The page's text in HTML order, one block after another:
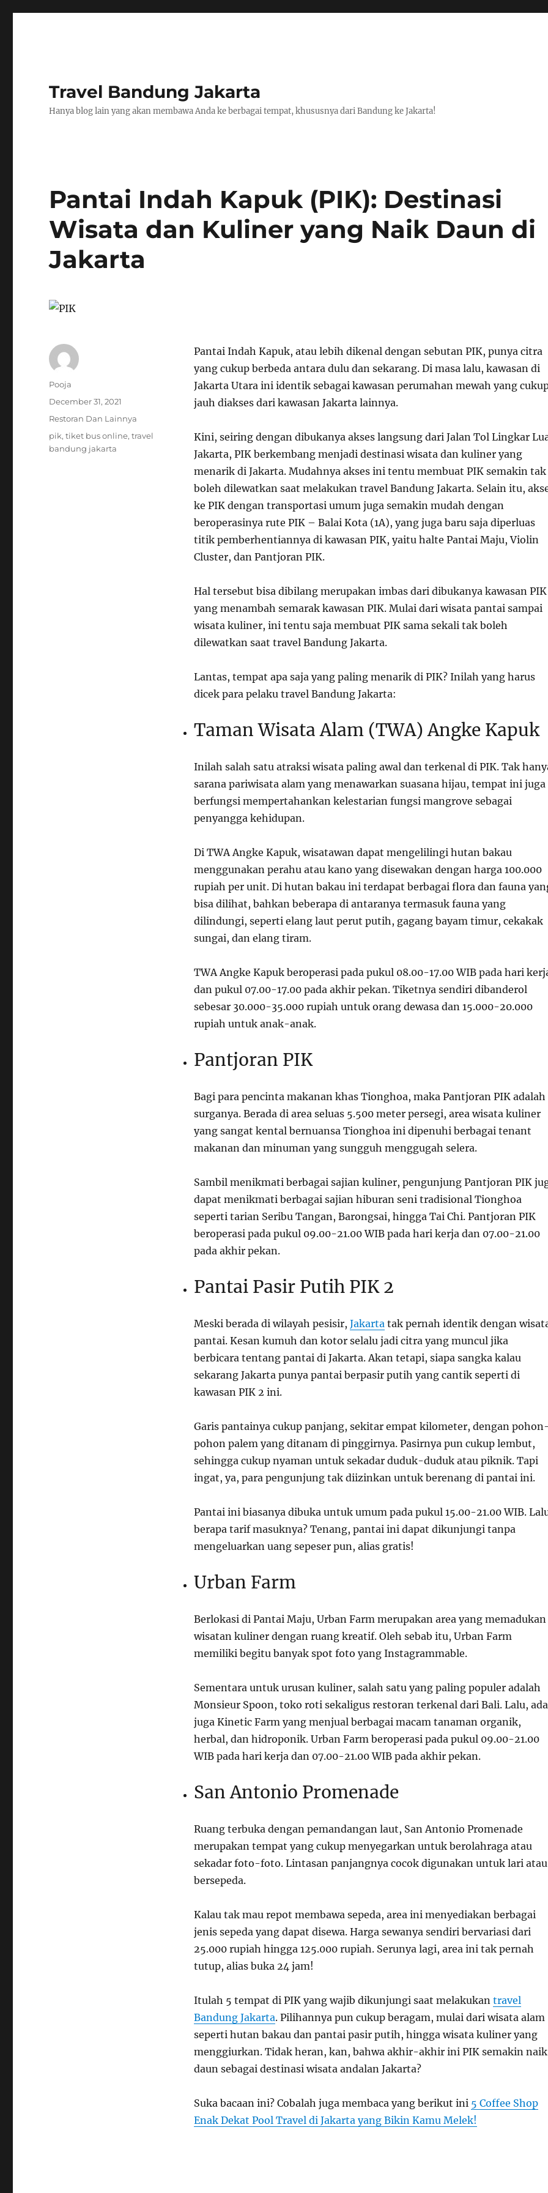
Travel Bandung Jakarta
Hanya blog lain yang akan membawa Anda ke berbagai tempat, khususnya dari Bandung ke Jakarta!
Pantai Indah Kapuk (PIK): Destinasi
Wisata dan Kuliner yang Naik Daun di
Jakarta
Pantai Indah Kapuk, atau lebih dikenal dengan sebutan PIK, punya citra
yang cukup berbeda antara dulu dan sekarang. Di masa lalu, kawasan di
Jakarta Utara ini identik sebagai kawasan perumahan mewah yang
jauh diakses dari kawasan Jakarta lainnya.
Kini, seiring dengan dibukanya akses langsung dari Jalan Tol Lingkar
Jakarta, PIK berkembang menjadi destinasi wisata dan kuliner yang
menarik di Jakarta. Mudahnya akses ini tentu membuat PIK semakin tak
boleh dilewatkan saat melakukan travel Bandung Jakarta. Selain itu,
ke PIKdengan transportasi umum juga semakin mudah dengan
beroperasinya rute PIK – Balai Kota (1A), yang juga baru saja diperluas
titik pemberhentiannya di kawasan PIK, yaitu halte Pantai Maju, Violin
Cluster, dan Pantjoran PIK.
Hal tersebut bisa dibilang merupakan imbas dari dibukanya kawasan PIK
yang menambah semarak kawasan PIK. Mulai dari wisata pantai sampai
wisata kuliner, ini tentu saja membuat PIK sama sekali tak boleh
dilewatkan saat travel Bandung Jakarta.
Lantas, tempat apa saja yang paling menarik di PIK? Inilah yang harus
dicek para pelaku travel Bandung Jakarta:
Taman Wisata Alam (TWA) Angke Kapuk
Inilah salah satu atraksi wisata paling awal dan terkenal di PIK. Tak
sarana pariwisata alam yang menawarkan suasana hijau, tempat ini juga
berfungsi mempertahankan kelestarian fungsi mangrove sebagai
penyangga kehidupan.
Di TWA Angke Kapuk, wisatawan dapat mengelilingi hutan bakau
menggunakan perahu atau kano yang disewakan dengan harga 100.000
rupiah per unit. Di hutan bakau ini terdapat berbagai flora dan fauna
bisa dilihat, bahkan beberapa di antaranya termasuk fauna yang
dilindungi, seperti elang laut perut putih, gagang bayam timur, cekakak
sungai, dan elang tiram.
TWA Angke Kapuk beroperasi pada pukul 08.00-17.00 WIB pada hari
dan pukul 07.00-17.00 pada akhir pekan. Tiketnya sendiri dibanderol
sebesar 30.000-35.000 rupiah untuk orang dewasa dan 15.000-20.000
rupiah untuk anak-anak.
Pantjoran PIK
Bagi para pencinta makanan khas Tionghoa, maka Pantjoran PIKadalah
surganya. Berada di area seluas 5.500 meter persegi, area wisata kuliner
yang sangat kental bernuansa Tionghoa ini dipenuhi berbagai tenant
makanan dan minuman yang sungguh menggugah selera.
Sambil menikmati berbagai sajian kuliner, pengunjung Pantjoran PIK
dapat menikmati berbagai sajian hiburan seni tradisional Tionghoa
seperti tarian Seribu Tangan, Barongsai, hingga Tai Chi. Pantjoran PIK
beroperasi pada pukul 09.00-21.00 WIB pada hari kerja dan 07.00-21.00
pada akhir pekan.
Pantai Pasir Putih PIK 2
Meski berada di wilayah pesisir, Jakartatak pernah identik dengan
pantai. Kesan kumuh dan kotor selalu jadi citra yang muncul jika
berbicara tentang pantai di Jakarta. Akan tetapi, siapa sangka kalau
sekarang Jakarta punya pantai berpasir putih yang cantik seperti di
kawasan PIK2 ini.
Garis pantainya cukup panjang, sekitar empat kilometer, dengan
pohon palem yang ditanam di pinggirnya. Pasirnya pun cukup lembut,
sehingga cukup nyaman untuk sekadar duduk-duduk atau piknik. Tapi
ingat, ya, para pengunjung tak diizinkan untuk berenang di pantai ini.
Pantai ini biasanya dibuka untuk umum pada pukul 15.00-21.00 WIB.
berapa tarif masuknya? Tenang, pantai ini dapat dikunjungi tanpa
mengeluarkan uang sepeser pun, alias gratis!
Urban Farm
Berlokasi di Pantai Maju, Urban Farm merupakan area yang memadukan
wisatan kuliner dengan ruang kreatif. Oleh sebab itu, Urban Farm
memiliki begitu banyak spot foto yang Instagrammable.
Sementara untuk urusan kuliner, salah satu yang paling populer adalah
Monsieur Spoon, toko roti sekaligus restoran terkenal dari Bali. Lalu, ada
juga Kinetic Farm yang menjual berbagai macam tanaman organik,
herbal, dan hidroponik. Urban Farm beroperasi pada pukul 09.00-21.00
WIB pada hari kerja dan 07.00-21.00 WIB pada akhir pekan.
San Antonio Promenade
Ruang terbuka dengan pemandangan laut, San Antonio Promenade
merupakan tempat yang cukup menyegarkan untuk berolahraga atau
sekadar foto-foto. Lintasan panjangnya cocok digunakan untuk lari atau
bersepeda.
Kalau tak mau repot membawa sepeda, area ini menyediakan berbagai
jenis sepeda yang dapat disewa. Harga sewanya sendiri bervariasi dari
25.000 rupiah hingga 125.000 rupiah. Serunya lagi, area ini tak pernah
tutup, alias buka 24 jam!
Itulah 5 tempat di PIKyang wajib dikunjungi saat melakukan travel
Bandung Jakarta. Pilihannya pun cukup beragam, mulai dari wisata alam
seperti hutan bakau dan pantai pasir putih, hingga wisata kuliner yang
menggiurkan. Tidak heran, kan, bahwa akhir-akhir ini PIK semakin naik
daun sebagai destinasi wisata andalan Jakarta?
Suka bacaan ini? Cobalah juga membaca yang berikut ini 5 Coffee Shop
Enak Dekat Pool Travel di Jakarta yang Bikin Kamu Melek!
Author
Pooja
Posted
December 31, 2021
Categories
Restoran Dan Lainnya
Tags
pik,tiket bus online,travel
bandung jakarta